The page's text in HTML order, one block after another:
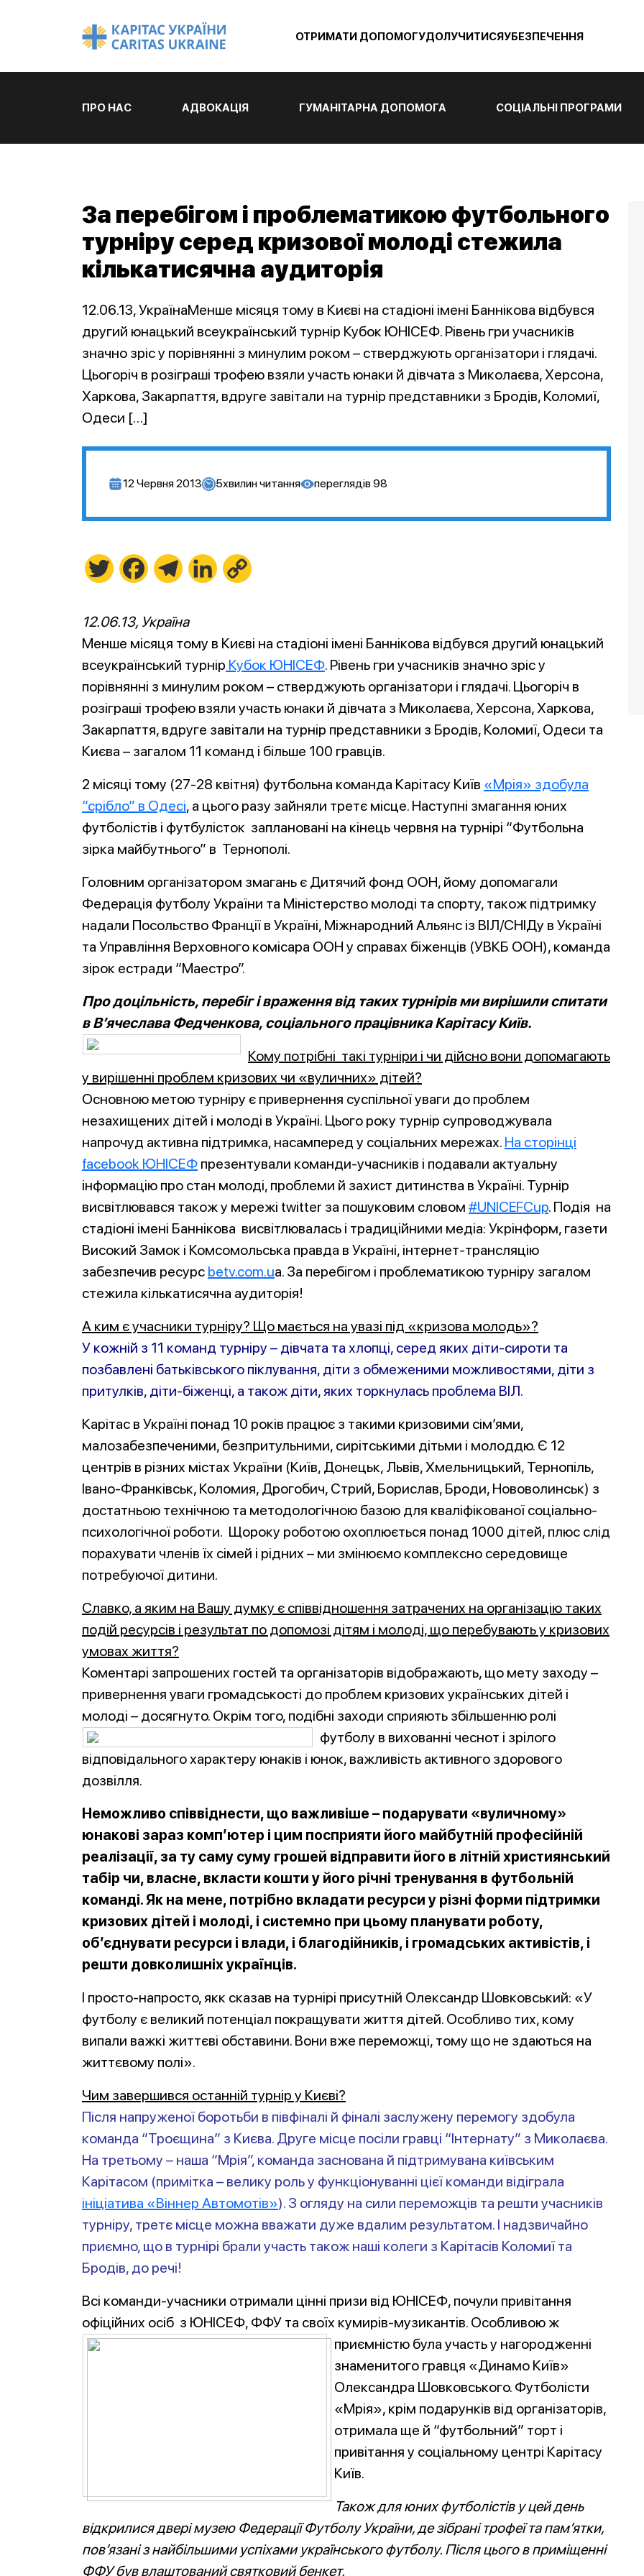
ОТРИМАТИ ДОПОМОГУДОЛУЧИТИСЯУБЕЗПЕЧЕННЯ
ПРО НАС АДВОКАЦІЯ ГУМАНІТАРНА ДОПОМОГА СОЦІАЛЬНІ ПРОГРАМИ
За перебігом і проблематикою футбольного
турніру серед кризової молоді стежила
кількатисячна аудиторія
12.06.13, УкраїнаМенше місяця тому в Києві на стадіоні імені Баннікова відбувся
другий юнацький всеукраїнський турнір Кубок ЮНІСЕФ. Рівень гри учасників
значно зріс у порівнянні з минулим роком – стверджують організатори і глядачі.
Цьогоріч в розіграші трофею взяли участь юнаки й дівчата з Миколаєва, Херсона,
Харкова, Закарпаття, вдруге завітали на турнір представники з Бродів, Коломиї,
Одеси […]
12 Червня 2013 5хвилин читання переглядів 98
Twitter FacebookTelegramLinkedIn
12.06.13, Україна
Менше місяця тому в Києві на стадіоні імені Баннікова відбувся другий юнацький
всеукраїнський турнір Кубок ЮНІСЕФ. Рівень гри учасників значно зріс у
порівнянні з минулим роком – стверджують організатори і глядачі. Цьогоріч в
розіграші трофею взяли участь юнаки й дівчата з Миколаєва, Херсона, Харкова,
Закарпаття, вдруге завітали на турнір представники з Бродів, Коломиї, Одеси та
Києва – загалом 11 команд і більше 100 гравців.
2 місяці тому (27-28 квітня) футбольна команда Карітасу Київ «Мрія» здобула
“срібло” в Одесі, а цього разу зайняли третє місце. Наступні змагання юних
футболістів і футбулісток заплановані на кінець червня на турнірі “Футбольна
зірка майбутнього” в Тернополі.
Головним організатором змагань є Дитячий фонд ООН, йому допомагали
Федерація футболу України та Міністерство молоді та спорту, також підтримку
надали Посольство Франції в Україні, Міжнародний Альянс із ВІЛ/СНІДу в Україні
та Управління Верховного комісара ООН у справах біженців (УВКБ ООН), команда
зірок естради “Маестро”.
Про доцільність, перебіг і враження від таких турнірів ми вирішили спитати
в В’ячеслава Федченкова, соціального працівника Карітасу Київ.
Кому потрібні такі турніри і чи дійсно вони допомагають
у вирішенні проблем кризових чи «вуличних» дітей?
Основною метою турніру є привернення суспільної уваги до проблем
незахищених дітей і молоді в Україні. Цього року турнір супроводжувала
напрочуд активна підтримка, насамперед у соціальних мережах. На сторінці
facebook ЮНІСЕФ презентували команди-учасників і подавали актуальну
інформацію про стан молоді, проблеми й захист дитинства в Україні. Турнір
висвітлювався також у мережі twitter за пошуковим словом #UNICEFCup. Подія на
стадіоні імені Баннікова висвітлювалась і традиційними медіа: Укрінформ, газети
Високий Замок і Комсомольська правда в Україні, інтернет-трансляцію
забезпечив ресурс betv.com.ua. За перебігом і проблематикою турніру загалом
стежила кількатисячна аудиторія!
А ким є учасники турніру? Що мається на увазі під «кризова молодь»?
У кожній з 11 команд турніру – дівчата та хлопці, серед яких діти-сироти та
позбавлені батьківського піклування, діти з обмеженими можливостями, діти з
притулків, діти-біженці, а також діти, яких торкнулась проблема ВІЛ.
Карітас в Україні понад 10 років працює з такими кризовими сім’ями,
малозабезпеченими, безпритульними, сирітськими дітьми і молоддю. Є 12
центрів в різних містах України (Київ, Донецьк, Львів, Хмельницький, Тернопіль,
Івано-Франківськ, Коломия, Дрогобич, Стрий, Борислав, Броди, Нововолинськ) з
достатньою технічною та методологічною базою для кваліфікованої соціально-
психологічної роботи. Щороку роботою охоплюється понад 1000 дітей, плюс слід
порахувати членів їх сімей і рідних – ми змінюємо комплексно середовище
потребуючої дитини.
Славко, а яким на Вашу думку є співвідношення затрачених на організацію таких
подій ресурсів і результат по допомозі дітям і молоді, що перебувають у кризових
умовах життя?
Коментарі запрошених гостей та організаторів відображають, що мету заходу –
привернення уваги громадськості до проблем кризових українських дітей і
молоді – досягнуто. Окрім того, подібні заходи сприяють збільшенню ролі
футболу в вихованні чеснот і зрілого
відповідального характеру юнаків і юнок, важливість активного здорового
дозвілля.
Неможливо співвіднести, що важливіше – подарувати «вуличному»
юнакові зараз комп’ютер і цим посприяти його майбутній професійній
реалізації, за ту саму суму грошей відправити його в літній християнський
табір чи, власне, вкласти кошти у його річні тренування в футбольній
команді. Як на мене, потрібно вкладати ресурси у різні форми підтримки
кризових дітей і молоді, і системно при цьому планувати роботу,
об’єднувати ресурси і влади, і благодійників, і громадських активістів, і
решти довколишніх українців.
І просто-напросто, якк сказав на турнірі присутній Олександр Шовковський: «У
футболу є великий потенціал покращувати життя дітей. Особливо тих, кому
випали важкі життєві обставини. Вони вже переможці, тому що не здаються на
життєвому полі».
Чим завершився останній турнір у Києві?
Після напруженої боротьби в півфіналі й фіналі заслужену перемогу здобула
команда “Троєщина” з Києва. Друге місце посіли гравці “Інтернату” з Миколаєва.
На третьому – наша “Мрія”, команда заснована й підтримувана київським
Карітасом (примітка – велику роль у функціонуванні цієї команди відіграла
ініціатива «Віннер Автомотів»). З огляду на сили переможців та решти учасників
турніру, третє місце можна вважати дуже вдалим результатом. І надзвичайно
приємно, що в турнірі брали участь також наші колеги з Карітасів Коломиї та
Бродів, до речі!
Всі команди-учасники отримали цінні призи від ЮНІСЕФ, почули привітання
офіційних осіб з ЮНІСЕФ, ФФУ та своїх кумирів-музикантів. Особливою ж
приємністю була участь у нагородженні
знаменитого гравця «Динамо Київ»
Олександра Шовковського. Футболісти
«Мрія», крім подарунків від організаторів,
отримала ще й “футбольний” торт і
привітання у соціальному центрі Карітасу
Київ.
Також для юних футболістів у цей день
відкрилися двері музею Федерації Футболу України, де зібрані трофеї та пам’ятки,
пов’язані з найбільшими успіхами українського футболу. Після цього в приміщенні
ФФУ був влаштований святковий бенкет.